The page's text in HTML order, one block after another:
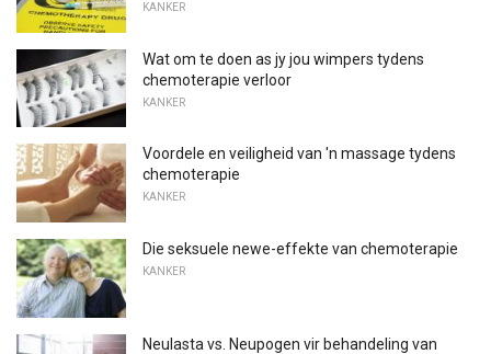
KANKER
Wat om te doen as jy jou wimpers tydens
chemoterapie verloor
KANKER
Voordele en veiligheid van 'n massage tydens
chemoterapie
KANKER
Die seksuele newe-effekte van chemoterapie
KANKER
Neulasta vs. Neupogen vir behandeling van